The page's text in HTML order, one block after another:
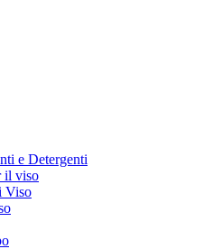
e Detergenti
il viso
Viso